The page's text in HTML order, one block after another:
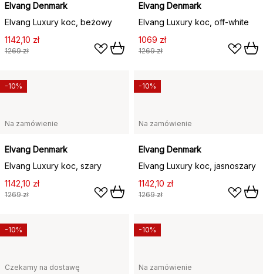
Elvang Denmark
Elvang Luxury koc, beżowy
1142,10 zł
1269 zł
Elvang Denmark
Elvang Luxury koc, off-white
1069 zł
1269 zł
Na zamówienie
Elvang Denmark
Elvang Luxury koc, szary
1142,10 zł
1269 zł
-10%
Na zamówienie
Elvang Denmark
Elvang Luxury koc, jasnoszary
1142,10 zł
1269 zł
-10%
Czekamy na dostawę
-10%
Na zamówienie
-10%